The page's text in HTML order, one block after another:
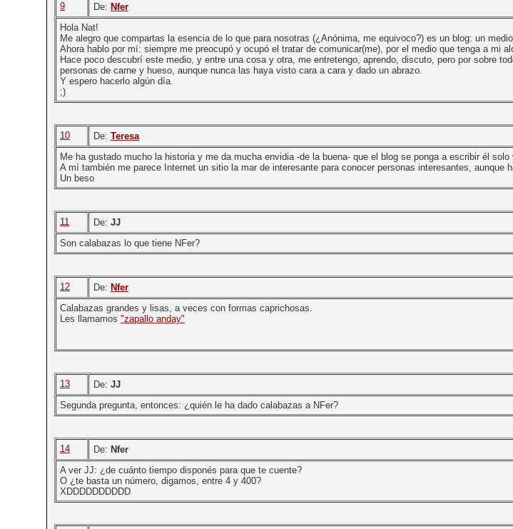
9 De: Nfer
Hola Nat!
Me alegro que compartas la esencia de lo que para nosotras (¿Anónima, me equivoco?) es un blog: un
Ahora hablo por mí: siempre me preocupó y ocupó el tratar de comunicar(me), por el medio que tenga a mi
Hace poco descubrí este medio, y entre una cosa y otra, me entretengo, aprendo, discuto, pero por sobre
personas de carne y hueso, aunque nunca las haya visto cara a cara y dado un abrazo.
Y espero hacerlo algún día.
;)
10 De: Teresa
Me ha gustado mucho la historia y me da mucha envidia -de la buena- que el blog se ponga a escribir él
A mí también me parece Internet un sitio la mar de interesante para conocer personas interesantes, aunque
Un beso
11 De: JJ
Son calabazas lo que tiene NFer?
12 De: Nfer
Calabazas grandes y lisas, a veces con formas caprichosas.
Les llamamos "zapallo anday"
13 De: JJ
Segunda pregunta, entonces: ¿quién le ha dado calabazas a NFer?
14 De: Nfer
A ver JJ: ¿de cuánto tiempo disponés para que te cuente?
O ¿te basta un número, digamos, entre 4 y 400?
XDDDDDDDDDD